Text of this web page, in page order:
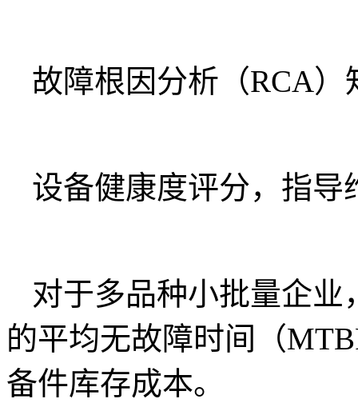
故障根因分析（RCA）
设备健康度评分，指导
对于多品种小批量企
的平均无故障时间（
备件库存成本。